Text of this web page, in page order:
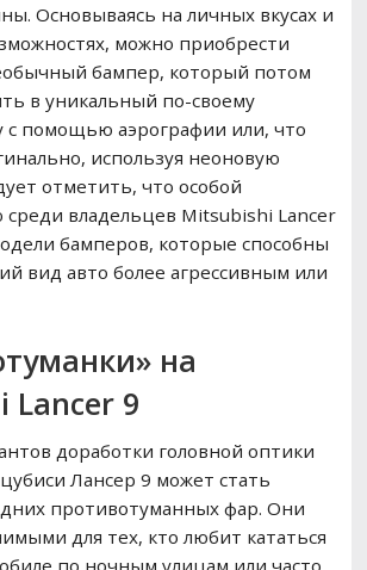
Основываясь на личных вкусах и
можно приобрести
бампер, который потом
в уникальный по-своему
помощью аэрографии или, что
используя неоновую
отметить, что особой
среди владельцев Mitsubishi Lancer
бамперов, которые способны
вид авто более агрессивным или
на
Lancer 9
доработки головной оптики
Лансер 9 может стать
противотуманных фар. Они
для тех, кто любит кататься